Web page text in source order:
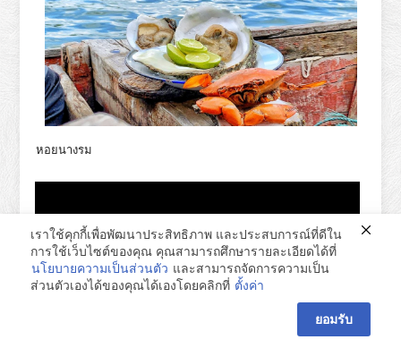
หอยนางรม
เราใช้คุกกี้เพื่อพัฒนาประสิทธิภาพ และประสบการณ์ที่ดีใน
การใช้เว็บไซต์ของคุณ คุณสามารถศึกษารายละเอียดได้ที่
นโยบายความเป็นส่วนตัว และสามารถจัดการความเป็น
ส่วนตัวเองได้ของคุณได้เองโดยคลิกที่ ตั้งค่า
ยอมรับ